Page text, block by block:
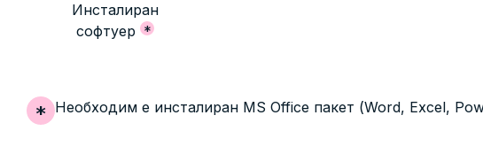
Инсталиран
софтуер
Необходим е инсталиран MS Office пакет (Word, Excel,